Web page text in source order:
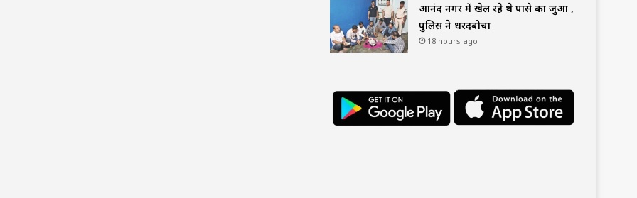
आनंद नगर में खेल रहे थे पासे का जुआ ,
पुलिस ने धरदबोचा
18 hours ago